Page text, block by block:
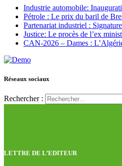
Industrie automobile:
Pétrole : Le prix du baril de
Partenariat industriel :
Justice: Le procès de l’ex
CAN-2026 – Dames :
Réseaux sociaux
Rechercher :
LETTRE DE L’EDITEUR